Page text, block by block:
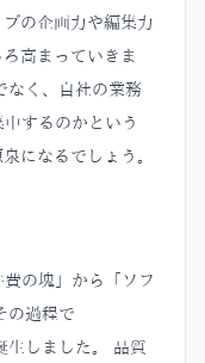
の企画力や編集力
高まっていきま
なく、自社の業務
するのかという
になるでしょう。
の塊」から「ソフ
の過程で
しました。 品質